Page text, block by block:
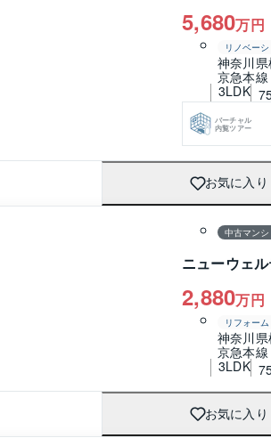
5,680万円
リノベー
神奈川
京急本
3LDK
バーチャル
内覧ツアー
お気に入
中古マン
ニューウェ
2,880万円
リフォーム
神奈川
京急本
3LDK
お気に入